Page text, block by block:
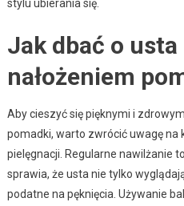
stylu ubierania się.
Jak dbać o usta
nałożeniem
Aby cieszyć się pięknymi i
pomadki, warto zwrócić uwagę na
pielęgnacji. Regularne nawilżanie
sprawia, że usta nie tylko
podatne na pęknięcia. Używanie